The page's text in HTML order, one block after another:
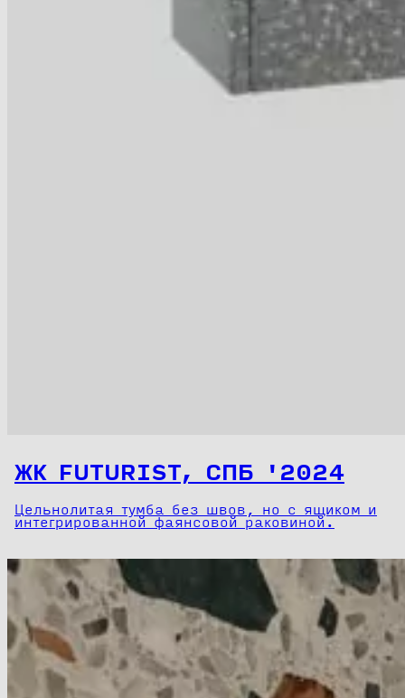
ЖК FUTURIST, СПБ '2024
Цельнолитая тумба без швов, но с ящиком и
интегрированной фаянсовой раковиной.